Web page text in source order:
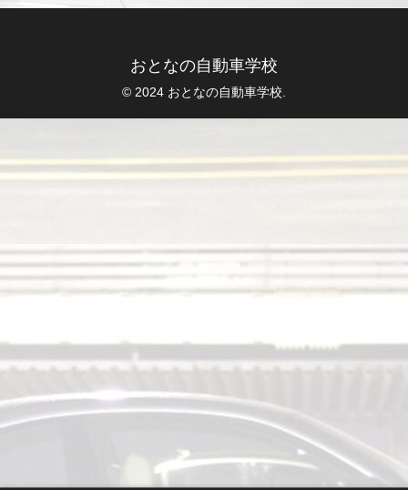
おとなの自動車学校
© 2024 おとなの自動車学校.